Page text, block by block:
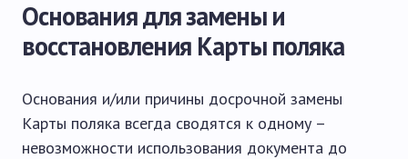
Основания для замены и
восстановления Карты поляка
Основания и/или причины досрочной замены
Карты поляка всегда сводятся к одному –
невозможности использования документа до